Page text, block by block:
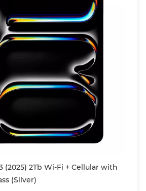
(2025) 2Tb Wi-Fi + Cellular with
(Silver)